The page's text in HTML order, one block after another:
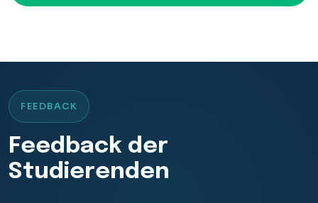
FEEDBACK
Feedback der
Studierenden